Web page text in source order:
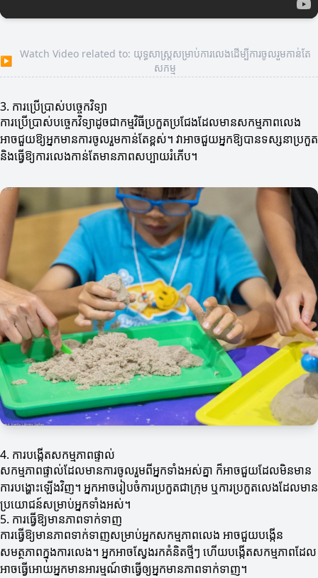
▶
Watch Video related to: យុទ្ធសាស្ត្រសម្រាប់ការលេងដើម្បីការចូលរួមកាន់តែ
សកម្ម
3. ការប្រើប្រាស់បច្ចេកវិទ្យា
ការប្រើប្រាស់បច្ចេកវិទ្យាដូចជា​កម្មវិធីប្រកួតប្រជែងដែលមានសកម្មភាពលេង
អាចជួយឱ្យអ្នកមានការចូលរួមកាន់តែខ្ពស់។ វាអាចជួយអ្នកឱ្យបានទស្សនាប្រកួត
និងធ្វើឱ្យការលេងកាន់តែមានភាពសប្បាយរំភើប។
4. ការបង្កើតសកម្មភាពផ្ទាល់
សកម្មភាពផ្ទាល់ដែលមានការចូលរួមពីអ្នកទាំងអស់គ្នា ក៏អាចជួយដែលមិនមាន
ការបង្ហោះឡើងវិញ។ អ្នកអាចរៀបចំការប្រកួតជាក្រុម ឬការប្រកួតលេងដែលមាន
ប្រយោជន៍សម្រាប់អ្នកទាំងអស់។
5. ការធ្វើឱ្យមានភាពទាក់ទាញ
ការធ្វើឱ្យមានភាពទាក់ទាញសម្រាប់អ្នកសកម្មភាពលេង អាចជួយបង្កើន
សមត្ថភាពក្នុងការលេង។ អ្នកអាចស្វែងរកគំនិតថ្មីៗ ហើយបង្កើតសកម្មភាពដែល
អាចធ្វើអោយអ្នកមានអារម្មណ៍ថាធ្វើឲ្យអ្នកមានភាពទាក់ទាញ។